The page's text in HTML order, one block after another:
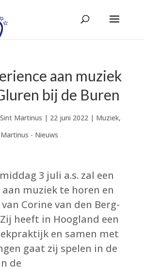
aan muziek
bij de Buren
Martinus | 22 juni 2022| Muziek,
- Nieuws
3 juli a.s. zal een
muziek te horen en
Corine van den Berg-
heeft in Hoogland een
en samen met
gaat zij spelen in de
de